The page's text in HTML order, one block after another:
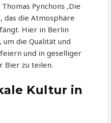
Pynchons ‚Die
das die Atmosphäre
Hier in Berlin
die Qualität und
und in geselliger
Bier zu teilen.
Kultur in